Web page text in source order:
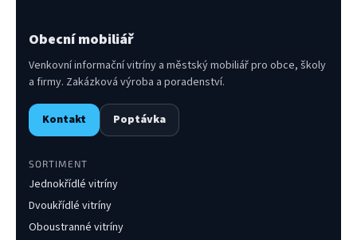
Obecní mobiliář
Venkovní informační vitríny a městský mobiliář pro obce, školy
a firmy. Zakázková výroba a poradenství.
Kontakt Poptávka
SORTIMENT
Jednokřídlé vitríny
Dvoukřídlé vitríny
Oboustranné vitríny